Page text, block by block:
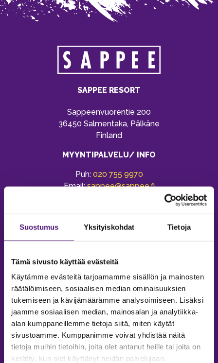
Suostumus Yksityiskohdat Tietoja
Tämä sivusto käyttää evästeitä
Käytämme evästeitä tarjoamamme sisällön ja mainosten
räätälöimiseen, sosiaalisen median ominaisuuksien
tukemiseen ja kävijämäärämme analysoimiseen. Lisäksi
jaamme sosiaalisen median, mainosalan ja analytiikka-
alan kumppaneillemme tietoja siitä, miten käytät
sivustoamme. Kumppanimme voivat yhdistää näitä
tietoja muihin tietoihin, joita olet antanut heille tai joita on
kerätty, kun olet käyttänyt heidän palvelujaan.
SAPPEE RESORT
Sappeenvuorentie 200
36450 Salmentaka, Pälkäne
Finland
MYYNTIPALVELU/ INFO
Puh: 020 755 9970
Email:sappee@sappee.fi
MAJOITUS